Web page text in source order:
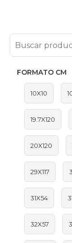
FORMATO CM
10X10
19.7X120
20X120
29X117
31X54
32X57